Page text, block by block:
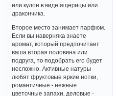
изящество. Каждая дама мечтает
быть неповторимой. А в связи с
приятно будет получить брошь
или кулон в виде ящерицы или
дракончика.
Второе место занимает парфюм.
Если вы наверняка знаете
аромат, который предпочитает
ваша вторая половина или
подруга, то подобрать его будет